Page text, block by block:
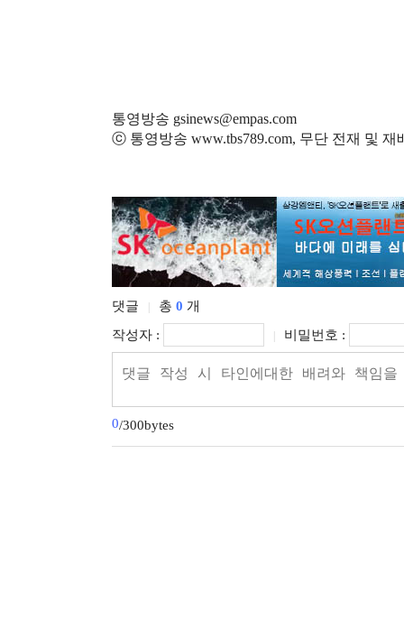
통영방송 gsinews@empas.com
ⓒ 통영방송 www.tbs789.com, 무단 전재 및 재
댓글 총 0 개
작성자 :
비밀번호 :
0/300bytes